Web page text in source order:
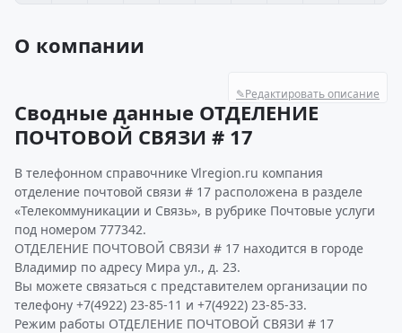
О компании
✎Редактировать описание
Сводные данные ОТДЕЛЕНИЕ
ПОЧТОВОЙ СВЯЗИ # 17
В телефонном справочнике Vlregion.ru компания
отделение почтовой связи # 17 расположена в разделе
«Телекоммуникации и Связь», в рубрике Почтовые услуги
под номером 777342.
ОТДЕЛЕНИЕ ПОЧТОВОЙ СВЯЗИ # 17 находится в городе
Владимир по адресу Мира ул., д. 23.
Вы можете связаться с представителем организации по
телефону +7(4922) 23-85-11 и +7(4922) 23-85-33.
Режим работы ОТДЕЛЕНИЕ ПОЧТОВОЙ СВЯЗИ # 17